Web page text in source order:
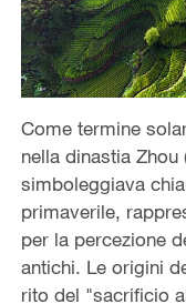
Come termine
nella dinastia Zhou
simboleggiava
primaverile,
per la percezione
antichi. Le origini
rito del "sacrificio